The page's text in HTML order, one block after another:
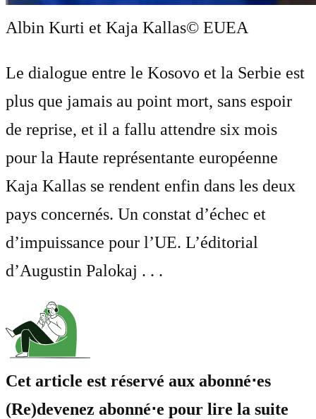
Albin Kurti et Kaja Kallas© EUEA
Le dialogue entre le Kosovo et la Serbie est
plus que jamais au point mort, sans espoir
de reprise, et il a fallu attendre six mois
pour la Haute représentante européenne
Kaja Kallas se rendent enfin dans les deux
pays concernés. Un constat d’échec et
d’impuissance pour l’UE. L’éditorial
d’Augustin Palokaj . . .
Cet article est réservé aux abonné⋅es
(Re)devenez abonné⋅e pour lire la suite